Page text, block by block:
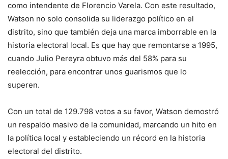
como intendente de Florencio Varela. Con este resultado,
Watson no solo consolida su liderazgo político en el
distrito, sino que también deja una marca imborrable en la
historia electoral local. Es que hay que remontarse a 1995,
cuando Julio Pereyra obtuvo más del 58% para su
reelección, para encontrar unos guarismos que lo
superen.
Con un total de 129.798 votos a su favor, Watson demostró
un respaldo masivo de la comunidad, marcando un hito en
la política local y estableciendo un récord en la historia
electoral del distrito.